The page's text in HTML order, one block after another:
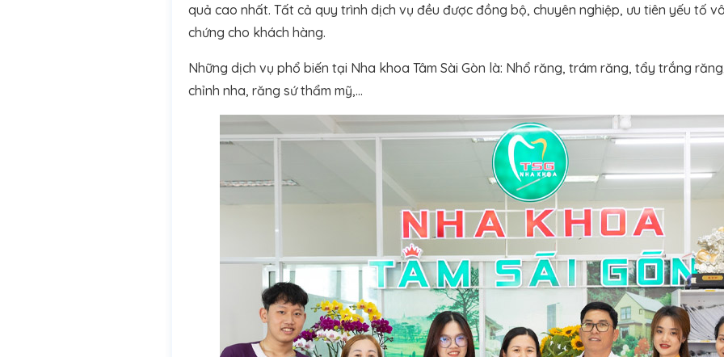
quả cao nhất. Tất cả quy trình dịch vụ đều được đồng bộ, chuyên nghiệp, ưu tiên yếu tố
chứng cho khách hàng.
Những dịch vụ phổ biến tại Nha khoa Tâm Sài Gòn là: Nhổ răng, trám răng, tẩy trắng
chỉnh nha, răng sứ thẩm mỹ,…